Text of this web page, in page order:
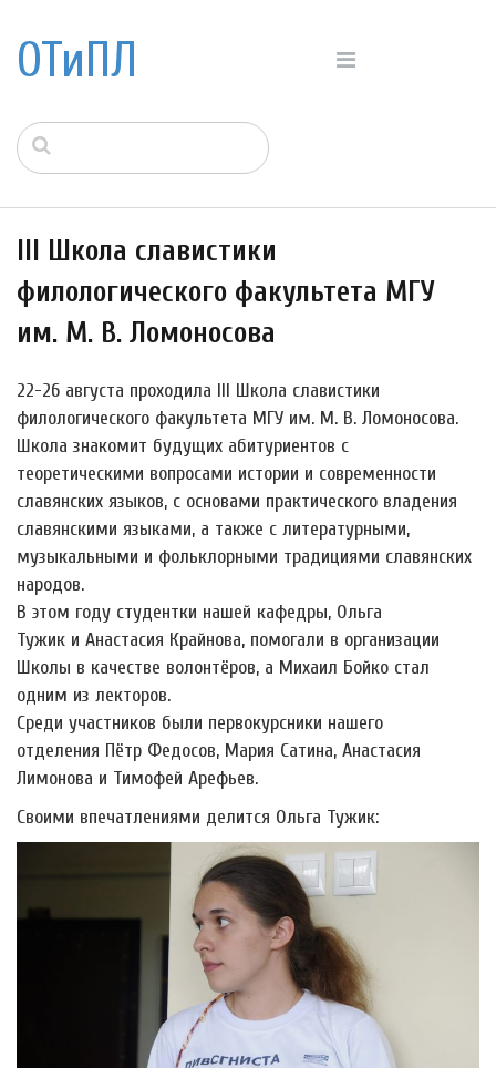
ОТиПЛ
III Школа славистики
филологического факультета МГУ
им. М. В. Ломоносова
22-26 августа проходила III Школа славистики
филологического факультета МГУ им. М. В. Ломоносова.
Школа знакомит будущих абитуриентов с
теоретическими вопросами истории и современности
славянских языков, с основами практического владения
славянскими языками, а также с литературными,
музыкальными и фольклорными традициями славянских
народов.
В этом году студентки нашей кафедры, Ольга
Тужик и Анастасия Крайнова, помогали в организации
Школы в качестве волонтёров, а Михаил Бойко стал
одним из лекторов.
Среди участников были первокурсники нашего
отделения Пётр Федосов, Мария Сатина, Анастасия
Лимонова и Тимофей Арефьев.
Своими впечатлениями делится Ольга Тужик: